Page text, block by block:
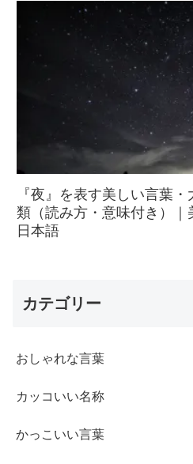
『夜』を表す美しい言葉
類（読み方・意味付き）｜
日本語
カテゴリー
おしゃれな言葉
カッコいい名称
かっこいい言葉